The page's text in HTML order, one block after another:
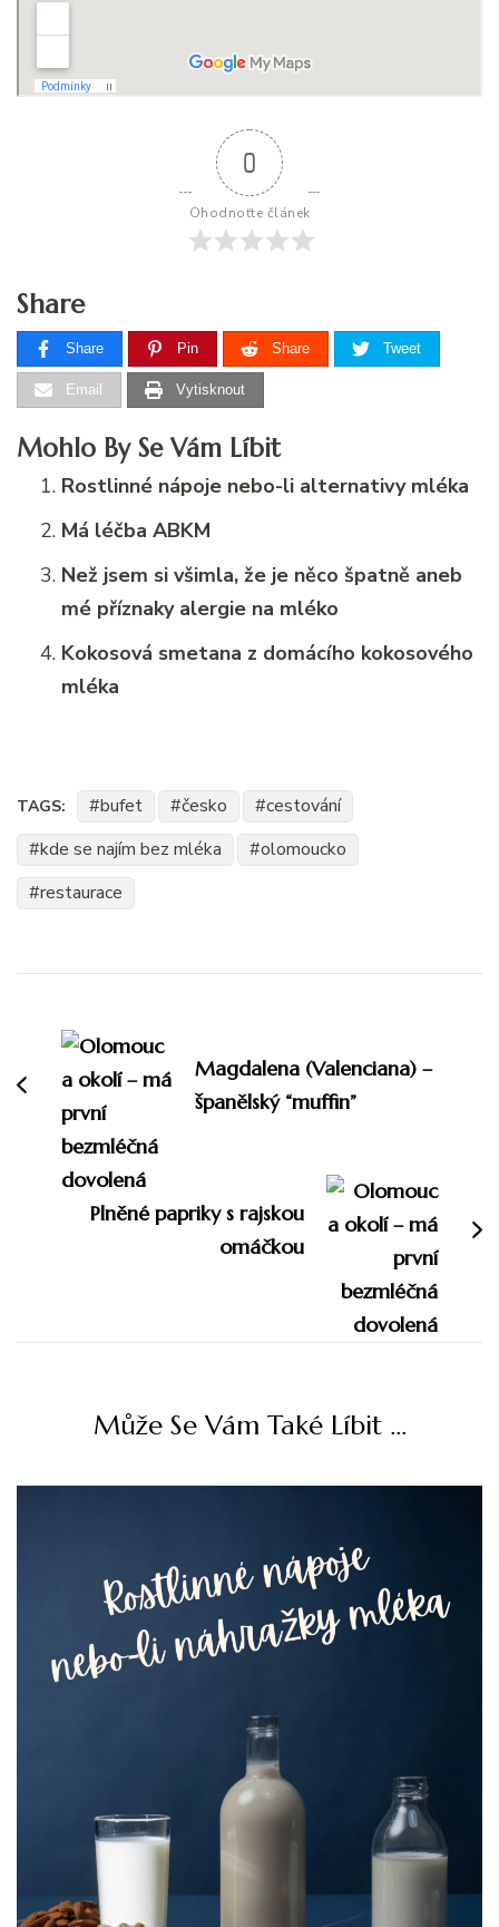
0
Ohodnoťte článek
Share
Share Pin Share Tweet
Email Vytisknout
Mohlo By Se Vám Líbit
Rostlinné nápoje nebo-li alternativy mléka
Má léčba ABKM
Než jsem si všimla, že je něco špatně aneb
mé příznaky alergie na mléko
Kokosová smetana z domácího kokosového
mléka
TAGS: bufet česko
cestování
kde se najím bez mléka
olomoucko
restaurace
Magdalena (Valenciana) –
španělský “muffin”
Plněné papriky s rajskou
omáčkou
Může Se Vám Také Líbit ...